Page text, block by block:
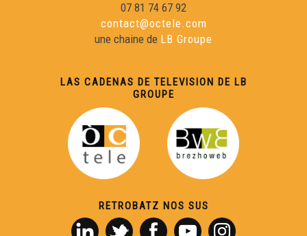
07 81 74 67 92
contact@octele.com
une chaine de LB Groupe
LAS CADENAS DE TELEVISION DE LB
GROUPE
RETROBATZ NOS SUS